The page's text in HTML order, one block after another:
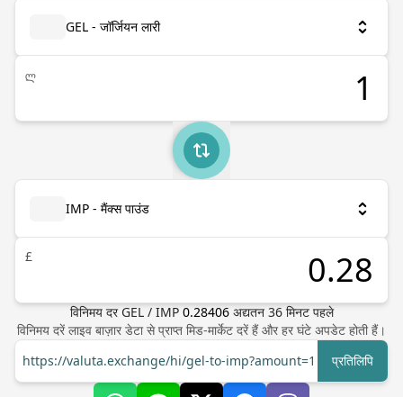
GEL - जॉर्जियन लारी
ლ
IMP - मैंक्स पाउंड
£
विनिमय दर GEL/ IMP 0.28406 अद्यतन 36मिनट पहले
विनिमय दरें लाइव बाज़ार डेटा से प्राप्त मिड-मार्केट दरें हैं और हर घंटे अपडेट होती हैं।
https://valuta.exchange/hi/gel-to-imp?amount=1
प्रतिलिपि